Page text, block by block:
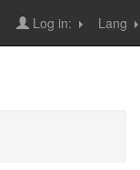
Lang
Log in: